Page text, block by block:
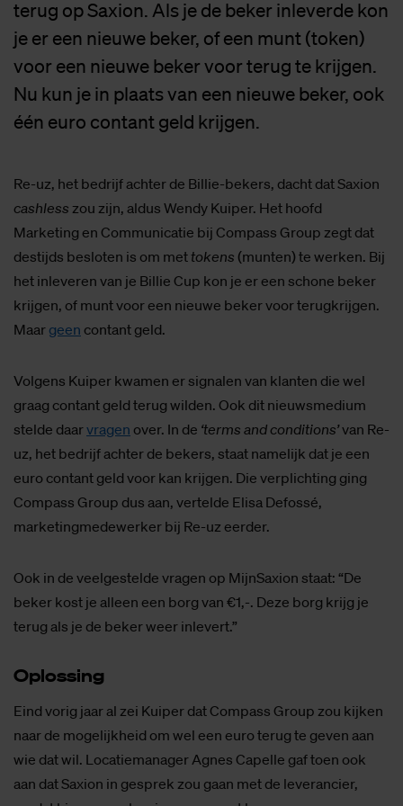
terug op Saxion. Als je de beker inleverde kon
je er een nieuwe beker, of een munt (token)
voor een nieuwe beker voor terug te krijgen.
Nu kun je in plaats van een nieuwe beker, ook
één euro contant geld krijgen.
Re-uz, het bedrijf achter de Billie-bekers, dacht dat Saxion
cashless zou zijn, aldus Wendy Kuiper. Het hoofd
Marketing en Communicatie bij Compass Group zegt dat
destijds besloten is om met tokens (munten) te werken. Bij
het inleveren van je Billie Cup kon je er een schone beker
krijgen, of munt voor een nieuwe beker voor terugkrijgen.
Maar geen contant geld.
Volgens Kuiper kwamen er signalen van klanten die wel
graag contant geld terug wilden. Ook dit nieuwsmedium
stelde daarvragen over. In de ‘terms and conditions’van Re-
uz, het bedrijf achter de bekers, staat namelijk dat je een
euro contant geld voor kan krijgen. Die verplichting ging
Compass Group dus aan, vertelde Elisa Defossé,
marketingmedewerker bij Re-uz eerder.
Ook in de veelgestelde vragen op MijnSaxion staat: “De
beker kost je alleen een borg van €1,-. Deze borg krijg je
terug als je de beker weer inlevert.”
Op­los­sing
Eind vorig jaar al zei Kuiper dat Compass Group zou kijken
naar de mogelijkheid om wel een euro terug te geven aan
wie dat wil. Locatiemanager Agnes Capelle gaf toen ook
aan dat Saxion in gesprek zou gaan met de leverancier,